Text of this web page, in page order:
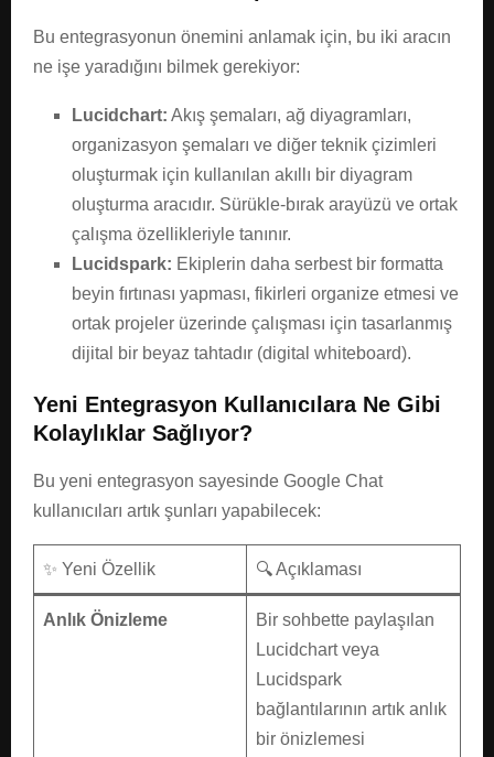
Bu entegrasyonun önemini anlamak için, bu iki aracın
ne işe yaradığını bilmek gerekiyor:
Lucidchart: Akış şemaları, ağ diyagramları,
organizasyon şemaları ve diğer teknik çizimleri
oluşturmak için kullanılan akıllı bir diyagram
oluşturma aracıdır. Sürükle-bırak arayüzü ve ortak
çalışma özellikleriyle tanınır.
Lucidspark: Ekiplerin daha serbest bir formatta
beyin fırtınası yapması, fikirleri organize etmesi ve
ortak projeler üzerinde çalışması için tasarlanmış
dijital bir beyaz tahtadır (digital whiteboard).
Yeni Entegrasyon Kullanıcılara Ne Gibi
Kolaylıklar Sağlıyor?
Bu yeni entegrasyon sayesinde Google Chat
kullanıcıları artık şunları yapabilecek:
✨ Yeni Özellik 🔍 Açıklaması
Anlık Önizleme
Bir sohbette paylaşılan
Lucidchart veya
Lucidspark
bağlantılarının artık anlık
bir önizlemesi